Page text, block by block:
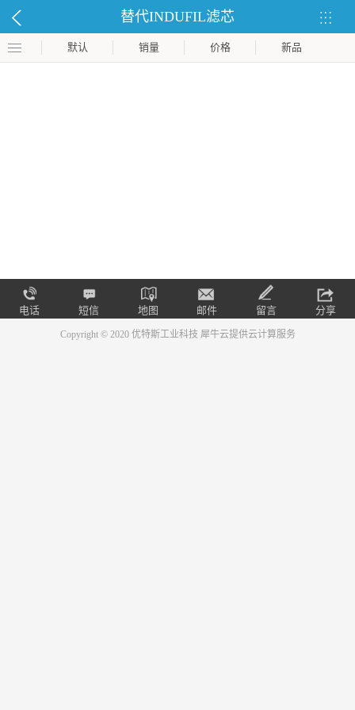
替代INDUFIL滤芯
默认 销量 价格 新品
电话 短信 地图 邮件 留言 分享
Copyright © 2020 优特斯工业科技 犀牛云提供云计算服务